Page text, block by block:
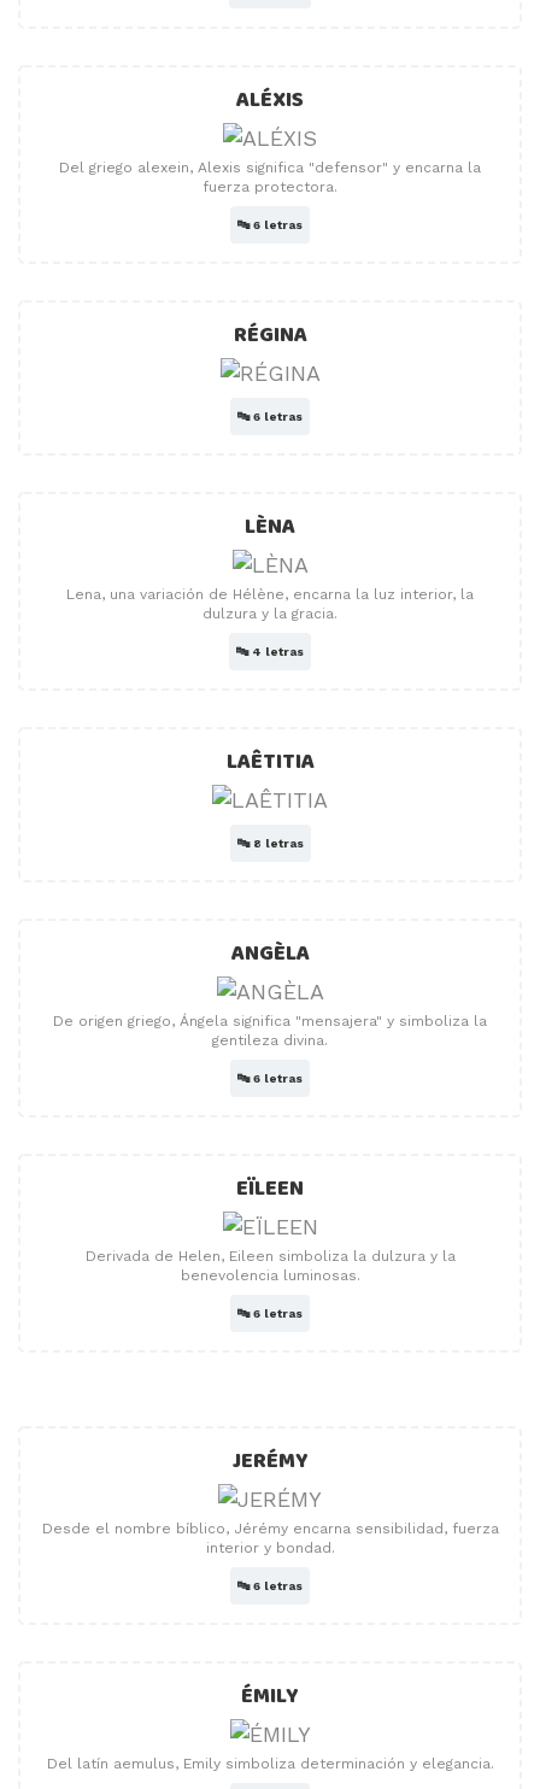
ALÉXIS
Del griego alexein, Alexis significa "defensor" y encarna la
fuerza protectora.
🔤6 letras
RÉGINA
🔤6 letras
LÈNA
Lena, una variación de Hélène, encarna la luz interior, la
dulzura y la gracia.
🔤 4 letras
LAÊTITIA
🔤 8 letras
ANGÈLA
De origen griego, Ángela significa "mensajera" y simboliza la
gentileza divina.
🔤6 letras
EÏLEEN
Derivada de Helen, Eileen simboliza la dulzura y la
benevolencia luminosas.
🔤6 letras
JERÉMY
Desde el nombre bíblico, Jérémy encarna sensibilidad, fuerza
interior y bondad.
🔤6 letras
ÉMILY
Del latín aemulus, Emily simboliza determinación y elegancia.